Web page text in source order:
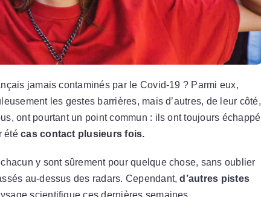
jamais contaminés par le Covid-19 ? Parmi eux,
les gestes barrières, mais d’autres, de leur côté,
ont pourtant un point commun : ils ont toujours échappé
étécas contact plusieurs fois.
y sont sûrement pour quelque chose, sans oublier
au-dessus des radars. Cependant,d’autres pistes
scientifique ces dernières semaines.